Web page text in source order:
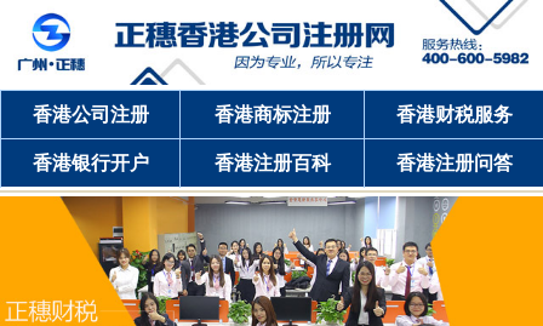
香港公司注册 香港商标注册 香港财税服务
香港银行开户 香港注册百科 香港注册问答